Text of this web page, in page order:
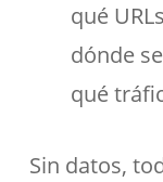
qué
dónde
qué
Sin datos,